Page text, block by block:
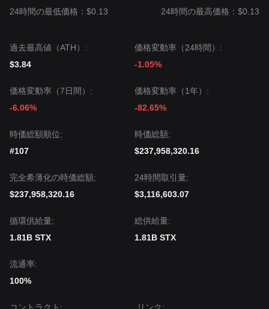
•悲観シナリオ： $1.50
を目標とする
可能性。
横ばいでレジスタンスをクリアする局面があり得る一方、中
期トレンドは重要な
のサポートを上回っている限り
24時間の最低価格：$0.13 24時間の最高価格：$0.13
過去最高値（ATH）:
$3.84
価格変動率（24時間）:
-1.05%
価格変動率（7日間）:
-6.06%
価格変動率（1年）:
-82.65%
時価総額順位:
#107
時価総額:
$237,958,320.16
完全希薄化の時価総額:
$237,958,320.16
24時間取引量:
$3,116,603.07
循環供給量:
1.81B STX
‌総供給量:
1.81B STX
流通率:
100%